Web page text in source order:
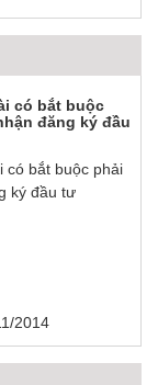
có bắt buộc
đăng ký đầu
2014